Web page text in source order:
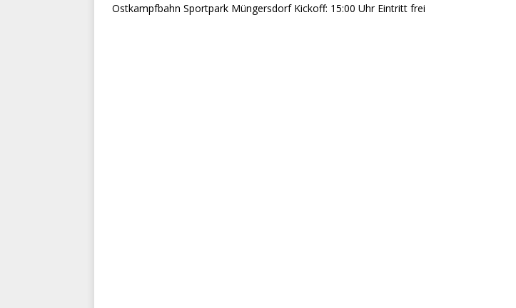
Ostkampfbahn Sportpark Müngersdorf Kickoff: 15:00 Uhr Eintritt frei